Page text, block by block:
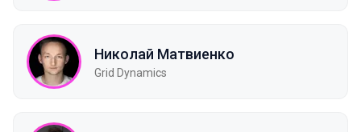
Николай Матвиенко
Grid Dynamics